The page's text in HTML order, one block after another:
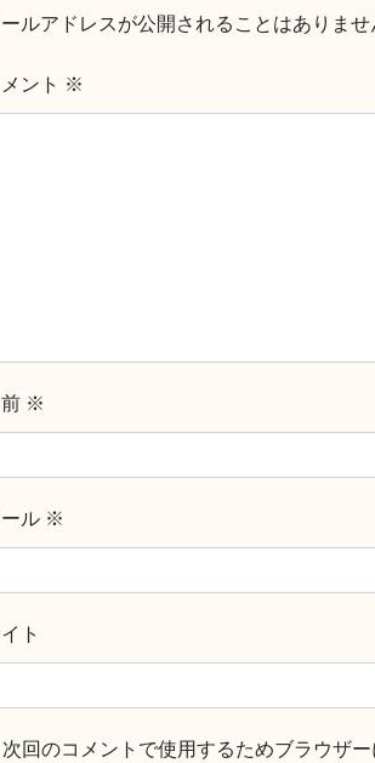
ルアドレスが公開されることはありませ
ント ※
※
ール ※
ト
次回のコメントで使用するためブラウザ